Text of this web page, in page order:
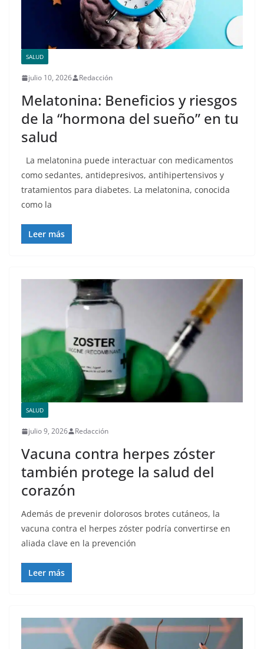
SALUD
julio 10, 2026 Redacción
Melatonina: Beneficios y riesgos
de la “hormona del sueño” en tu
salud
La melatonina puede interactuar con medicamentos
como sedantes, antidepresivos, antihipertensivos y
tratamientos para diabetes. La melatonina, conocida
como la
Leer más
SALUD
julio 9, 2026 Redacción
Vacuna contra herpes zóster
también protege la salud del
corazón
Además de prevenir dolorosos brotes cutáneos, la
vacuna contra el herpes zóster podría convertirse en
aliada clave en la prevención
Leer más